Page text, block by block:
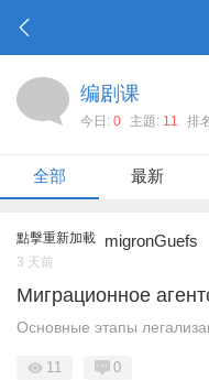
编剧课
今日: 0 主題: 11 排
全部 最新
點擊重新加載 migronGuefs
3 天前
Миграционное
Основные этапы
11 0